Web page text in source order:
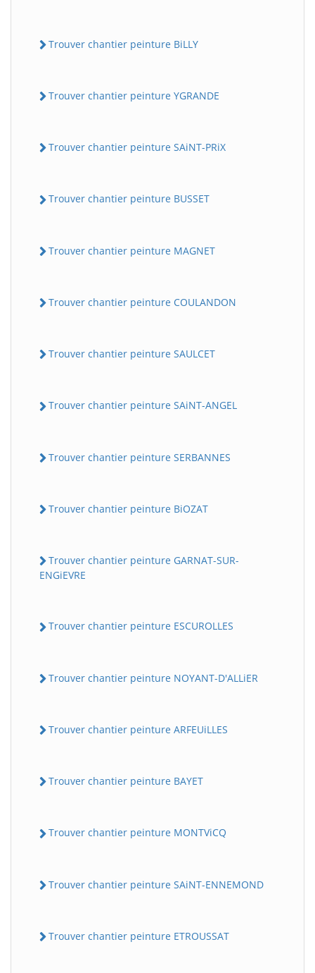
Trouver chantier peinture BiLLY
Trouver chantier peinture YGRANDE
Trouver chantier peinture SAiNT-PRiX
Trouver chantier peinture BUSSET
Trouver chantier peinture MAGNET
Trouver chantier peinture COULANDON
Trouver chantier peinture SAULCET
Trouver chantier peinture SAiNT-ANGEL
Trouver chantier peinture SERBANNES
Trouver chantier peinture BiOZAT
Trouver chantier peinture GARNAT-SUR-
ENGiEVRE
Trouver chantier peinture ESCUROLLES
Trouver chantier peinture NOYANT-D'ALLiER
Trouver chantier peinture ARFEUiLLES
Trouver chantier peinture BAYET
Trouver chantier peinture MONTViCQ
Trouver chantier peinture SAiNT-ENNEMOND
Trouver chantier peinture ETROUSSAT
B Assistant en ligne